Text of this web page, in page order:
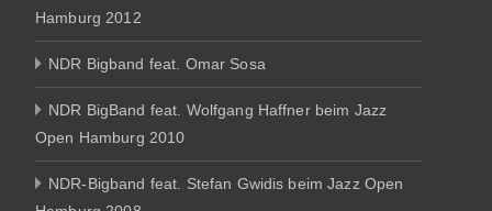
Hamburg 2012
NDR Bigband feat. Omar Sosa
NDR BigBand feat. Wolfgang Haffner beim Jazz
Open Hamburg 2010
NDR-Bigband feat. Stefan Gwidis beim Jazz Open